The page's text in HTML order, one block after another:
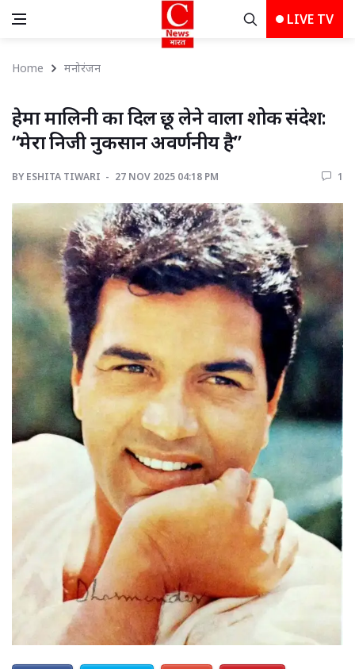
LIVE TV
Home मनोरंजन
हेमा मालिनी का दिल छू लेने वाला शोक संदेश:
“मेरा निजी नुकसान अवर्णनीय है”
BY ESHITA TIWARI 27 NOV 2025 04:18 PM 1